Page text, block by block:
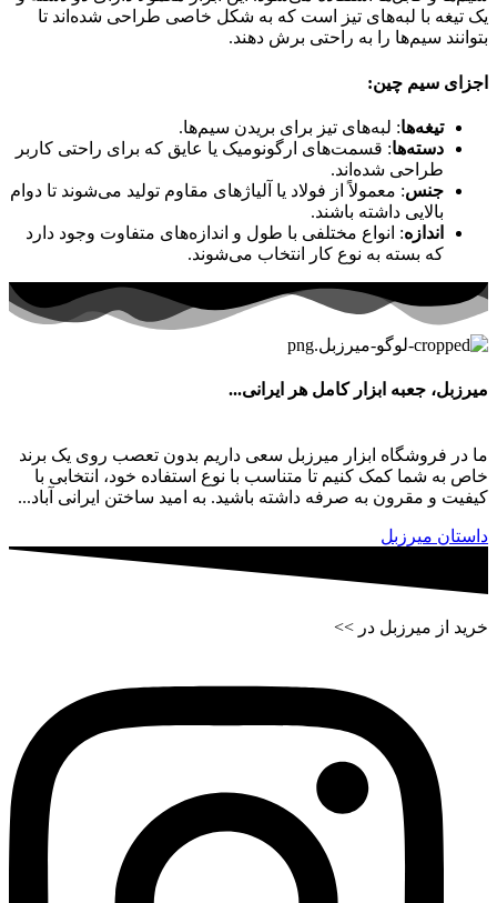
یک تیغه با لبه‌های تیز است که به شکل خاصی طراحی شده‌اند تا
بتوانند سیم‌ها را به راحتی برش دهند.
اجزای سیم چین:
تیغه‌ها: لبه‌های تیز برای بریدن سیم‌ها.
دسته‌ها: قسمت‌های ارگونومیک یا عایق که برای راحتی کاربر
طراحی شده‌اند.
جنس: معمولاً از فولاد یا آلیاژهای مقاوم تولید می‌شوند تا دوام
بالایی داشته باشند.
اندازه: انواع مختلفی با طول و اندازه‌های متفاوت وجود دارد
که بسته به نوع کار انتخاب می‌شوند.
میرزبل، جعبه ابزار کامل هر ایرانی...
ما در فروشگاه ابزار میرزبل سعی داریم بدون تعصب روی یک برند
خاص به شما کمک کنیم تا متناسب با نوع استفاده خود، انتخابی با
کیفیت و مقرون به صرفه داشته باشید. به امید ساختن ایرانی آباد...
داستان میرزبل
خرید از میرزبل در >>